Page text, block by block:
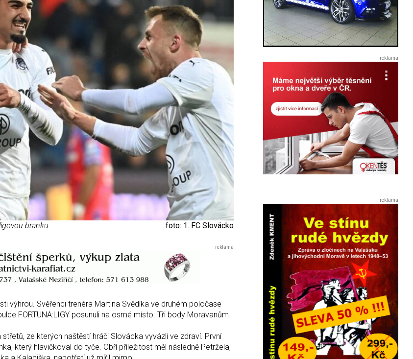
branku. foto: 1. FC Slovácko
výhrou. Svěřenci trenéra Martina Svědíka ve druhém poločase
FORTUNA:LIGY posunuli na osmé místo. Tři body Moravanům
ze kterých naštěstí hráči Slovácka vyvázli ve zdraví. První
který hlavičkoval do tyče. Obří příležitost měl následně Petržela,